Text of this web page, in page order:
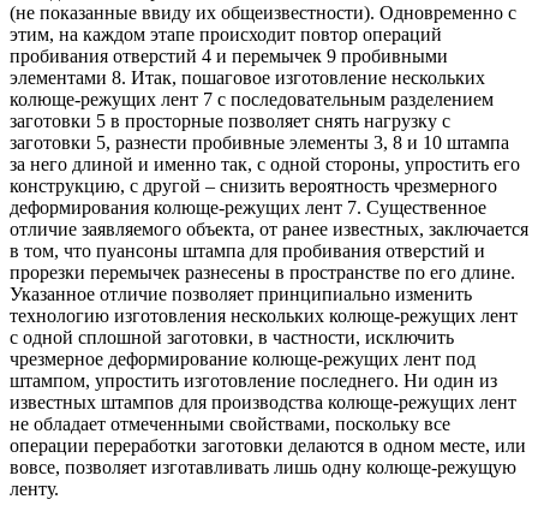
(не показанные ввиду их общеизвестности). Одновременно с
этим, на каждом этапе происходит повтор операций
пробивания отверстий 4 и перемычек 9 пробивными
элементами 8. Итак, пошаговое изготовление нескольких
колюще-режущих лент 7 с последовательным разделением
заготовки 5 в просторные позволяет снять нагрузку с
заготовки 5, разнести пробивные элементы 3, 8 и 10 штампа
за него длиной и именно так, с одной стороны, упростить его
конструкцию, с другой – снизить вероятность чрезмерного
деформирования колюще-режущих лент 7. Существенное
отличие заявляемого объекта, от ранее известных, заключается
в том, что пуансоны штампа для пробивания отверстий и
прорезки перемычек разнесены в пространстве по его длине.
Указанное отличие позволяет принципиально изменить
технологию изготовления нескольких колюще-режущих лент
с одной сплошной заготовки, в частности, исключить
чрезмерное деформирование колюще-режущих лент под
штампом, упростить изготовление последнего. Ни один из
известных штампов для производства колюще-режущих лент
не обладает отмеченными свойствами, поскольку все
операции переработки заготовки делаются в одном месте, или
вовсе, позволяет изготавливать лишь одну колюще-режущую
ленту.